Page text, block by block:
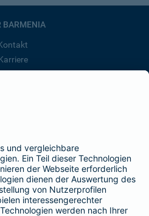
BARMENIA
BarmeniaGothaer
SEITEN